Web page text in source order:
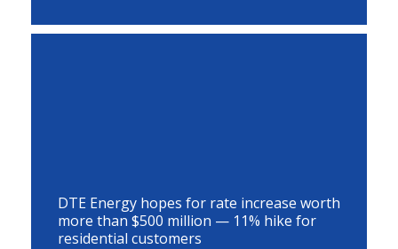
DTE Energy hopes for rate increase worth
more than $500 million — 11% hike for
residential customers